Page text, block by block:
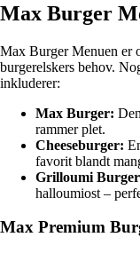
Max Burger
Max Burger Menuen er
burgerelskers behov.
inkluderer:
Max Burger:
rammer plet.
Cheeseburger:
favorit blandt
Grilloumi
halloumiost –
Max Premium